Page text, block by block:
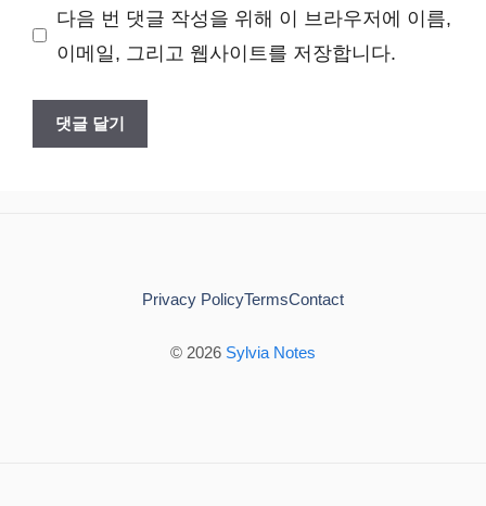
다음 번 댓글 작성을 위해 이 브라우저에 이름,
이메일, 그리고 웹사이트를 저장합니다.
© 2026 Sylvia Notes
Privacy PolicyTermsContact